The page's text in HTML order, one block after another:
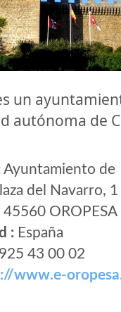
un
autónoma de
Ayuntamiento de
del Navarro, 1
45560 OROPESA
: España
925 43 00 02
www.e-